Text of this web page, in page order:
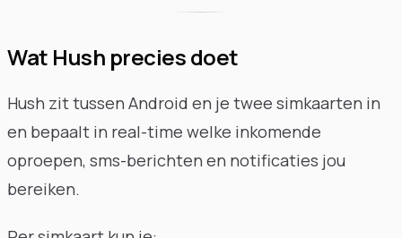
Wat Hush precies doet
Hush zit tussen Android en je twee simkaarten in
en bepaalt in real-time welke inkomende
oproepen, sms-berichten en notificaties jou
bereiken.